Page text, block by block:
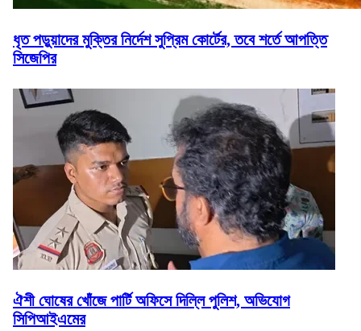
ধৃত পড়ুয়াদের মুক্তির নির্দেশ সুপ্রিম কোর্টের, তবে শর্তে আপত্তি
সিজেপির
ঐশী ঘোষের খোঁজে পার্টি অফিসে দিল্লি পুলিশ, অভিযোগ
সিপিআইএমের